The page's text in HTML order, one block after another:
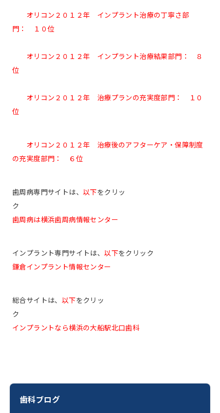
歯科ブログ
オリコン２０１２年 インプラント治療の丁寧さ部
門： １０位
オリコン２０１２年 インプラント治療結果部門： ８
位
オリコン２０１２年 治療プランの充実度部門： １０
位
オリコン２０１２年 治療後のアフターケア・保障制度
の充実度部門： ６位
歯周病専門サイトは、 以下をクリッ
ク
歯周病は横浜歯周病情報センター
インプラント専門サイトは、以下をクリック
鎌倉インプラント情報センター
総合サイトは、 以下をクリッ
ク
インプラントなら横浜の大船駅北口歯科